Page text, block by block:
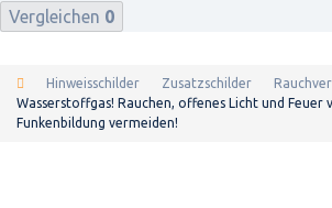
Vergleichen 0
Hinweisschilder Zusatzschilder
Wasserstoffgas! Rauchen, offenes Licht und Feuer
Funkenbildung vermeiden!